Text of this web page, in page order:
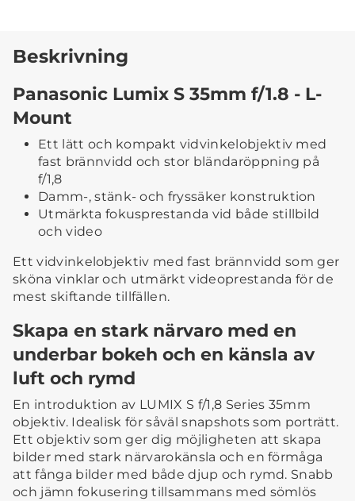
Beskrivning
Panasonic Lumix S 35mm f/1.8 - L-
Mount
Ett lätt och kompakt vidvinkelobjektiv med
fast brännvidd och stor bländaröppning på
f/1,8
Damm-, stänk- och fryssäker konstruktion
Utmärkta fokusprestanda vid både stillbild
och video
Ett vidvinkelobjektiv med fast brännvidd som ger
sköna vinklar och utmärkt videoprestanda för de
mest skiftande tillfällen.
Skapa en stark närvaro med en
underbar bokeh och en känsla av
luft och rymd
En introduktion av LUMIX S f/1,8 Series 35mm
objektiv. Idealisk för såväl snapshots som porträtt.
Ett objektiv som ger dig möjligheten att skapa
bilder med stark närvarokänsla och en förmåga
att fånga bilder med både djup och rymd. Snabb
och jämn fokusering tillsammans med sömlös